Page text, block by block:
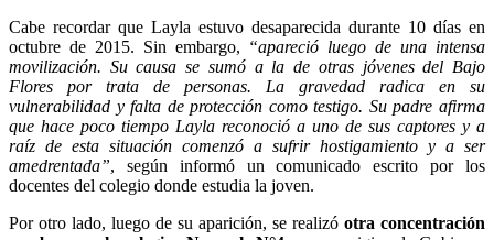
Cabe recordar que Layla estuvo desaparecida durante 10 días en
octubre de 2015. Sin embargo, “apareció luego de una intensa
movilización. Su causa se sumó a la de otras jóvenes del Bajo
Flores por trata de personas. La gravedad radica en su
vulnerabilidad y falta de protección como testigo. Su padre afirma
que hace poco tiempo Layla reconoció a uno de sus captores y a
raíz de esta situación comenzó a sufrir hostigamiento y a ser
amedrentada”, según informó un comunicado escrito por los
docentes del colegio donde estudia la joven.
Por otro lado, luego de su aparición, se realizó otra concentración